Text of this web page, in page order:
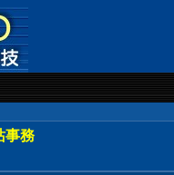
事務